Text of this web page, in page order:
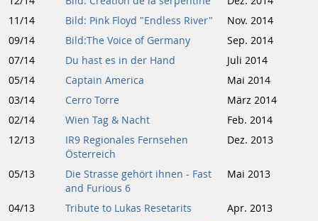
11/14
Bild: Pink Floyd "Endless River"
Nov. 2014
09/14
Bild:The Voice of Germany
Sep. 2014
07/14
Du hast es in der Hand
Juli 2014
05/14
Captain America
Mai 2014
03/14
Cerro Torre
März 2014
02/14
Wien Tag & Nacht
Feb. 2014
12/13
IR9 Regionales Fernsehen
Österreich
Dez. 2013
05/13
Die Strasse gehört ihnen - Fast
and Furious 6
Mai 2013
04/13 Tribute to Lukas Resetarits
Apr. 2013